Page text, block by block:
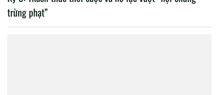
trừng phạt”